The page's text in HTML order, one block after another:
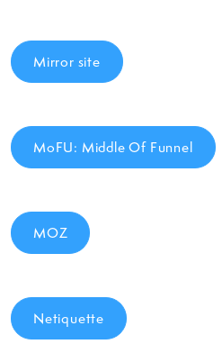
Mirror site
MoFU: Middle Of Funnel
MOZ
Netiquette